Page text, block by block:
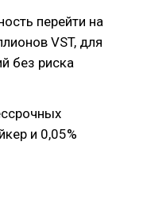
перейти на
VST, для
без риска
и 0,05%